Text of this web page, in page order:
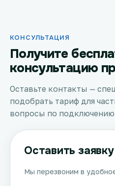
КОНСУЛЬТАЦИЯ
Получите
консультацию
Оставьте контакты —
подобрать тариф для
вопросы по
Оставить заявку
Мы перезвоним в